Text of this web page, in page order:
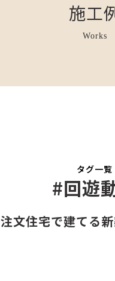
施工
Works
タグ一覧
#回遊
注文住宅で建てる